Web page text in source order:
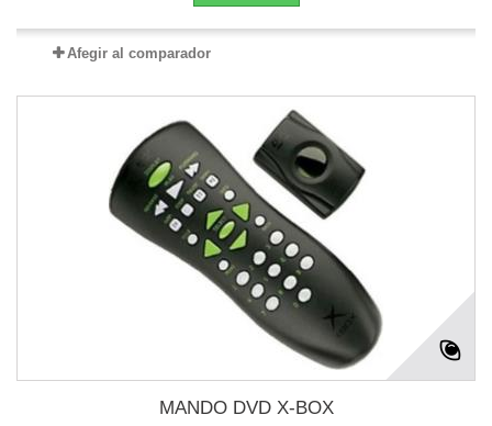
Afegir al comparador
MANDO DVD X-BOX